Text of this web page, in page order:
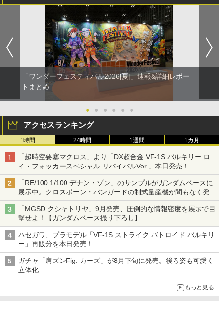
「ワンダーフェスティバル2026[夏]」速報&詳細レポー
トまとめ
● ● ● ● ● ●
アクセスランキング
1時間 24時間 1週間 1カ月
「超時空要塞マクロス」より「DX超合金 VF-1S バルキリー ロ
イ・フォッカースペシャル リバイバルVer.」本日発売！
「RE/100 1/100 デナン・ゾン」のサンプルがガンダムベースに
展示中。クロスボーン・バンガードの制式量産機が間もなく発送
【ガンダムベース撮り下ろし】
「MGSD クシャトリヤ」9月発売、圧倒的な情報密度を展示で目
撃せよ！【ガンダムベース撮り下ろし】
ハセガワ、プラモデル「VF-1S ストライク バトロイド バルキリ
ー」再販分を本日発売！
ガチャ「肩ズンFig. カーズ」が8月下旬に発売。後ろ姿も可愛く
立体化
もっと見る